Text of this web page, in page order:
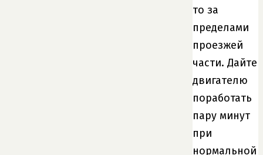
то за
пределами
проезжей
части. Дайте
двигателю
поработать
пару минут
при
нормальной